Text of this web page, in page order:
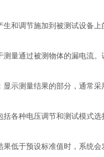
调节施加到被测试设备上
通过被测物体的漏电流。
测量结果的部分，通常采
种电压调节和测试模式选
于预设标准值时，系统会